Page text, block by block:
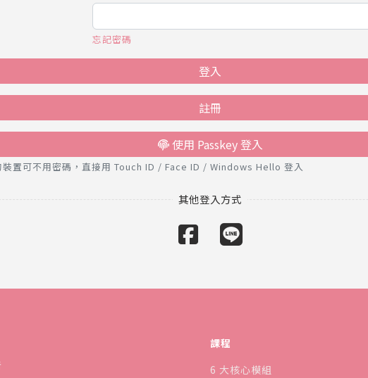
忘記密碼
登入
註冊
使用 Passkey 登入
裝置可不用密碼，直接用 Touch ID / Face ID / Windows Hello 登入
課程
6 大核心模組